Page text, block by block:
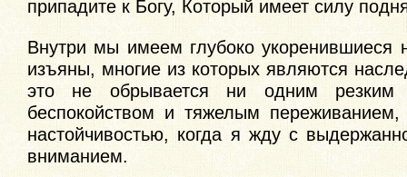
припадите к Богу, Который имеет силу
Внутри мы имеем глубоко укоренившиеся
изъяны, многие из которых являются
это не обрывается ни одним резким
беспокойством и тяжелым
настойчивостью, когда я жду с
вниманием.